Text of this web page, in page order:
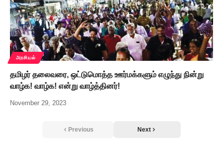
அரசியல்
தமிழர் தலைவரை, ஒட்டுமொத்த ஊர்மக்களும் எழுந்து நின்று
வாழ்க! வாழ்க! என்று வாழ்த்தினர்!
November 29, 2023
Previous Next